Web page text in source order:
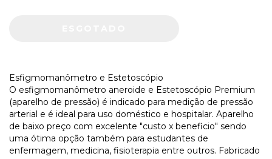
Esfigmomanômetro e Estetoscópio
O esfigmomanômetro aneroide e Estetoscópio Premium
(aparelho de pressão) é indicado para medição de pressão
arterial e é ideal para uso doméstico e hospitalar. Aparelho
de baixo preço com excelente "custo x beneficio" sendo
uma ótima opção também para estudantes de
enfermagem, medicina, fisioterapia entre outros. Fabricado